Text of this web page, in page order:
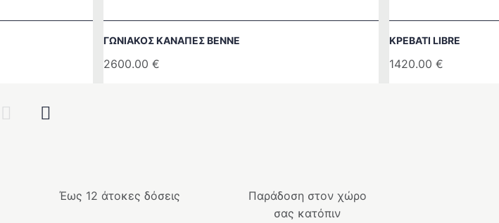
Previous
ΓΩΝΙΑΚΌΣ ΚΑΝΑΠΈΣ BENNE
2600.00 €
ΚΡΕΒΆΤΙ LIBRE
1420.00 €
Next
Έως 12 άτοκες δόσεις
Παράδοση στον χώρο
σας κατόπιν